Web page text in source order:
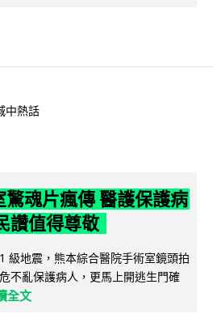
中熱話
驚魂片瘋傳 醫護保護病
讚值得尊敬
級地震，熊本綜合醫院手術室鏡頭拍
不亂保護病人，更馬上開逃生門確
全文